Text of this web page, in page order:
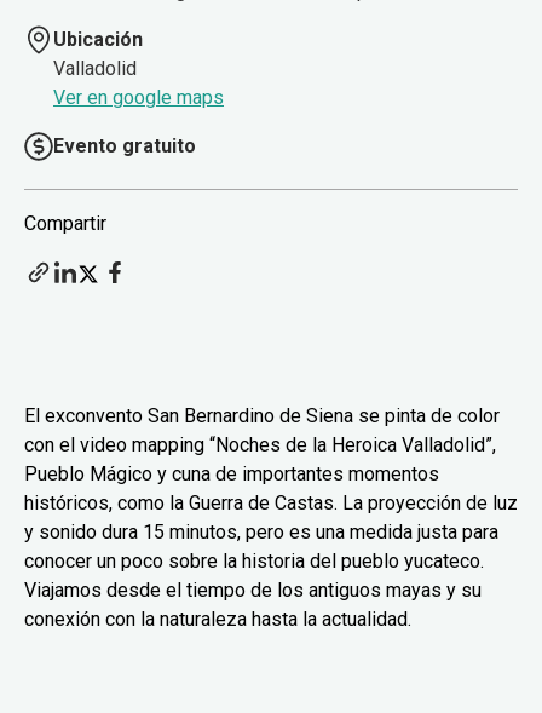
Ubicación
Valladolid
Ver en google maps
Evento gratuito
Compartir
El exconvento San Bernardino de Siena se pinta de color
con el video mapping “Noches de la Heroica Valladolid”,
Pueblo Mágico y cuna de importantes momentos
históricos, como la Guerra de Castas. La proyección de luz
y sonido dura 15 minutos, pero es una medida justa para
conocer un poco sobre la historia del pueblo yucateco.
Viajamos desde el tiempo de los antiguos mayas y su
conexión con la naturaleza hasta la actualidad.